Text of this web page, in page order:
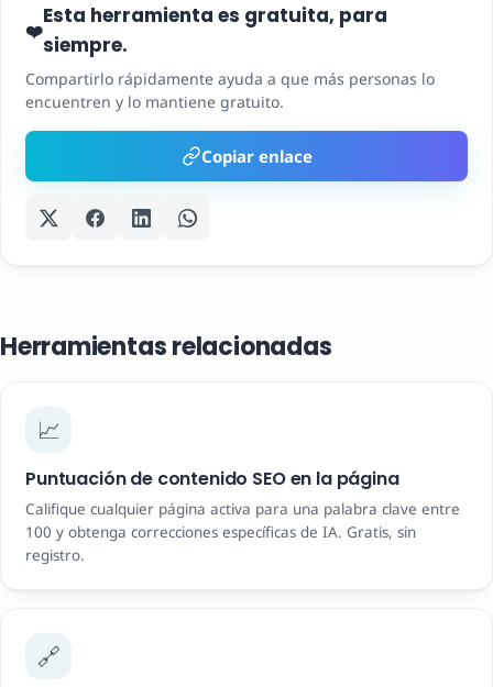
❤️
Esta herramienta es gratuita, para
siempre.
Compartirlo rápidamente ayuda a que más personas lo
encuentren y lo mantiene gratuito.
Copiar enlace
Herramientas relacionadas
📈
Puntuación de contenido SEO en la página
Califique cualquier página activa para una palabra clave entre
100 y obtenga correcciones específicas de IA. Gratis, sin
registro.
🔗